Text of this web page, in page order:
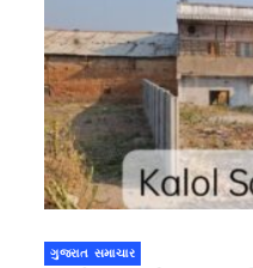
ગુજરાત સમાચાર